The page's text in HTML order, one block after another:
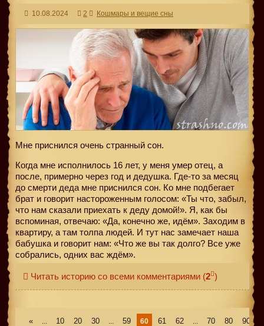
10.08.2024 2 Кошмары и вещие сны
Мне приснился очень странный сон.
Когда мне исполнилось 16 лет, у меня умер отец, а
после, примерно через год и дедушка. Где-то за месяц
до смерти деда мне приснился сон. Ко мне подбегает
брат и говорит настороженным голосом: «Ты что, забыл,
что нам сказали приехать к деду домой!». Я, как бы
вспоминая, отвечаю: «Да, конечно же, идём». Заходим в
квартиру, а там толпа людей. И тут нас замечает наша
бабушка и говорит нам: «Что же вы так долго? Все уже
собрались, одних вас ждём».
Читать историю со всеми комментариями (2 )
« ... 10 20 30 ... 59 60 61 62 ... 70 80 90